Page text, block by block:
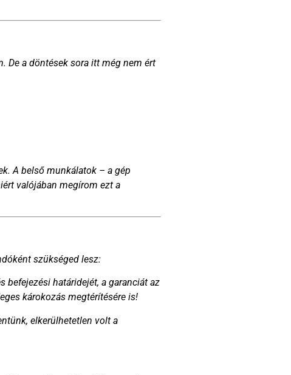
De a döntések sora itt még nem ért
A belső munkálatok – a gép
valójában megírom ezt a
szükséged lesz:
befejezési határidejét, a garanciát az
károkozás megtérítésére is!
elkerülhetetlen volt a